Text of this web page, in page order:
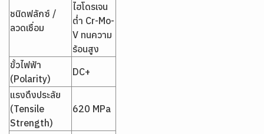
ชนิดฟลักซ์ /
ลวดเชื่อม
ไฮโดรเจน
ต่ำ Cr-Mo-
V ทนความ
ร้อนสูง
ขั้วไฟฟ้า
(Polarity)
DC+
แรงดึงประลัย
(Tensile
Strength)
620 MPa